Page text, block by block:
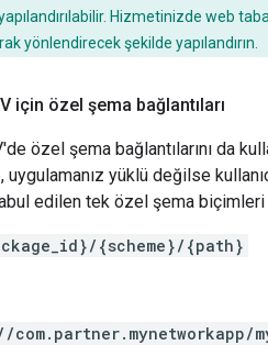
Hizmetinizde web
yönlendirecek şekilde yapılandırın.
için özel şema bağlantıları
özel şema bağlantılarını da
uygulamanız yüklü değilse
edilen tek özel şema
{scheme}/{path}
com.partner.mynetworkapp/